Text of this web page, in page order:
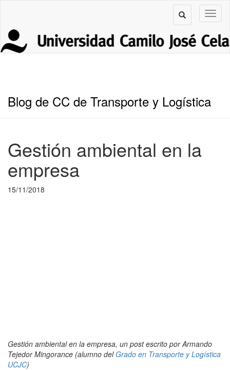
Blog de CC de Transporte y Logística
Gestión ambiental en la
empresa
15/11/2018
Gestión ambiental en la empresa, un post escrito por Armando
Tejedor Mingorance (alumno delGrado en Transporte y Logística
UCJC)